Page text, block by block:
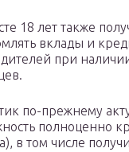
18 лет также
вклады и
при
по-прежнему
полноценно
в том числе